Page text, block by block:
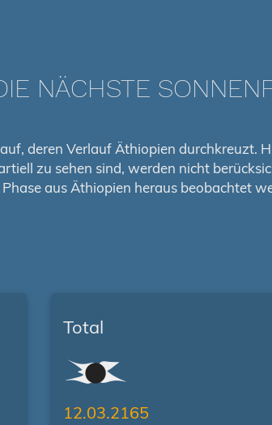
NÄCHSTE
deren Verlauf Äthiopien durchkreuzt.
zu sehen sind, werden nicht
aus Äthiopien heraus beobachtet
Total
12.03.2165